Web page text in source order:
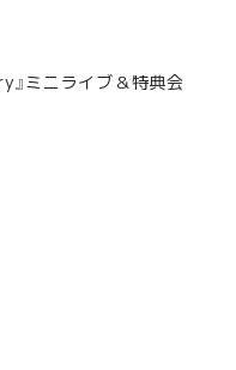
ミニライブ＆特典会